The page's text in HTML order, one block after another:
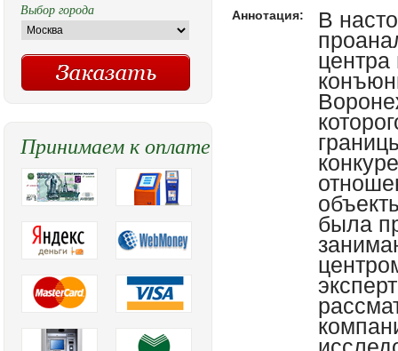
Аннотация:
В
была
Выбор города
Принимаем к оплате